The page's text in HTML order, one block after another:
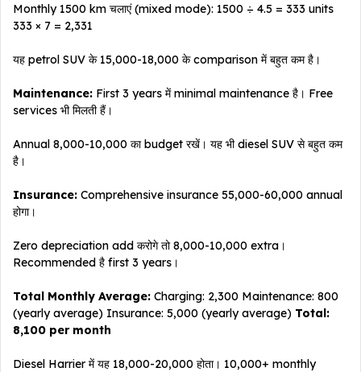
Monthly 1500 km चलाएं (mixed mode): 1500 ÷ 4.5 = 333 units
333 × ₹7 = ₹2,331
यह petrol SUV के ₹15,000-18,000 के comparison में बहुत कम है।
Maintenance: First 3 years में minimal maintenance है। Free
services भी मिलती हैं।
Annual ₹8,000-10,000 का budget रखें। यह भी diesel SUV से बहुत कम
है।
Insurance: Comprehensive insurance ₹55,000-60,000 annual
होगा।
Zero depreciation add करोगे तो ₹8,000-10,000 extra।
Recommended है first 3 years।
Total Monthly Average: Charging: ₹2,300 Maintenance: ₹800
(yearly average) Insurance: ₹5,000 (yearly average) Total:
₹8,100 per month
Diesel Harrier में यह ₹18,000-20,000 होता। ₹10,000+ monthly